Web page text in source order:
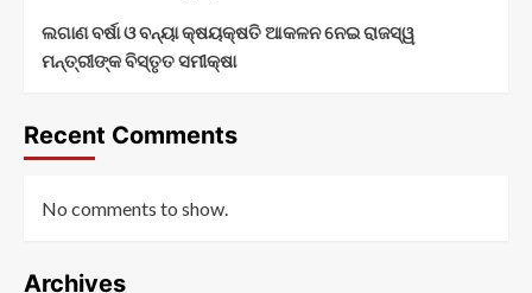
ଲଗାଣ ବର୍ଷା ଓ ବନ୍ୟା କ୍ଷୟକ୍ଷତି ଆକଳନ ନେଇ ରାଜସ୍ୱ
ମନ୍ତ୍ରୀଙ୍କ ବିସ୍ତୃତ ସମୀକ୍ଷା
Recent Comments
No comments to show.
Archives